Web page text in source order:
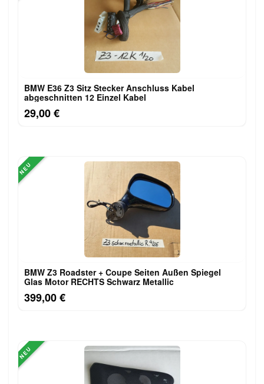
BMW E36 Z3 Sitz Stecker Anschluss Kabel
abgeschnitten 12 Einzel Kabel
29,00 €
NEU
BMW Z3 Roadster + Coupe Seiten Außen Spiegel
Glas Motor RECHTS Schwarz Metallic
399,00 €
NEU